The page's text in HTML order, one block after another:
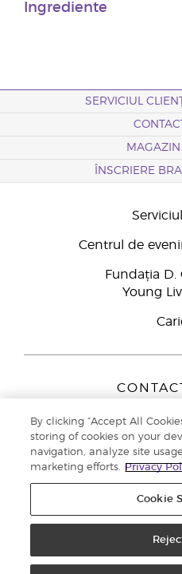
Ingrediente
SERVICIUL
ÎNSCRIERE
Centrul de
Fundația D.
Young
9727 AJ
Înscriere Brand
Politica
By clicking “Accept All
storing of cookies on your
navigation, analyze site
marketing efforts.
Privacy
Cookie